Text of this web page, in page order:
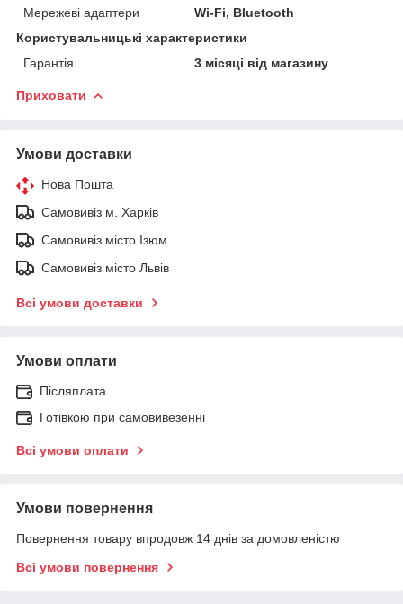
Мережеві адаптери
Wi-Fi, Bluetooth
Користувальницькі характеристики
Гарантія
3 місяці від магазину
Приховати
Умови доставки
Нова Пошта
Самовивіз м. Харків
Самовивіз місто Ізюм
Самовивіз місто Львів
Всі умови доставки
Умови оплати
Післяплата
Готівкою при самовивезенні
Всі умови оплати
Умови повернення
Повернення товару впродовж 14 днів за домовленістю
Всі умови повернення